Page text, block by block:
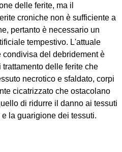
delle ferite, ma il
croniche non è sufficiente a
pertanto è necessario un
tempestivo. L'attuale
del debridement è
delle ferite che
necrotico e sfaldato, corpi
cicatrizzato che ostacolano
di ridurre il danno ai tessuti
la guarigione dei tessuti.